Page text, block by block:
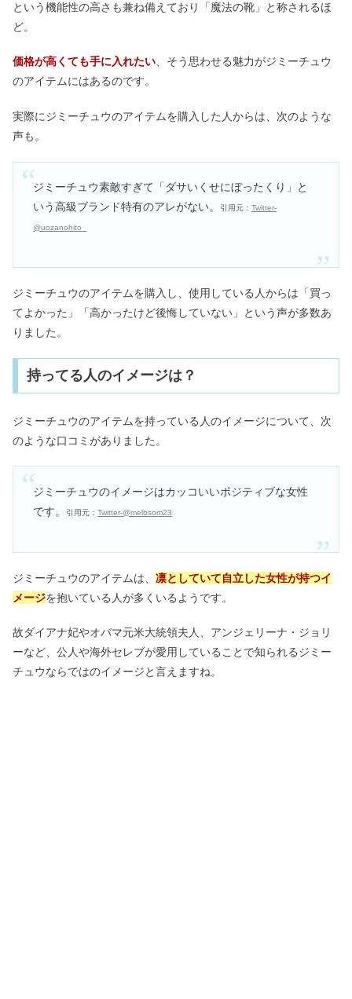
という機能性の高さも兼ね備えており「魔法の靴」と称されるほ
ど。
価格が高くても手に入れたい、そう思わせる魅力がジミーチュウ
のアイテムにはあるのです。
実際にジミーチュウのアイテムを購入した人からは、次のような
声も。
ジミーチュウ素敵すぎて「ダサいくせにぼったくり」と
いう高級ブランド特有のアレがない。
引用元：Twitter-
@uozanohito_
ジミーチュウのアイテムを購入し、使用している人からは「買っ
てよかった」「高かったけど後悔していない」という声が多数あ
りました。
持ってる人のイメージは？
ジミーチュウのアイテムを持っている人のイメージについて、次
のような口コミがありました。
ジミーチュウのイメージはカッコいいポジティブな女性
です。
引用元：Twitter-@melbsom23
ジミーチュウのアイテムは、 凛としていて自立した女性が持つイ
メージを抱いている人が多くいるようです。
故ダイアナ妃やオバマ元米大統領夫人、アンジェリーナ・ジョリ
ーなど、公人や海外セレブが愛用していることで知られるジミー
チュウならではのイメージと言えますね。